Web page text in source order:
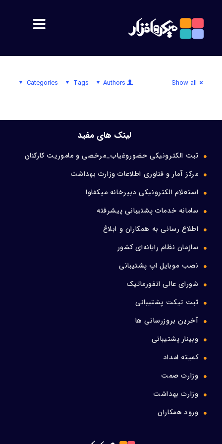
اهداف
پشتیبانی
محصولات
سمیس
تماس با ما
Categories Tags Authors Show all
لینک های مفید
ثبت الکترونیکی حضوروغیاب_مرخصی و ماموریت کارکنان
مرکز آمار و فناوری اطلاعات وزارت بهداشت
استعلام الکترونیکی دبیرخانه میکفاوا
سامانه خدمات پشتیبانی پیشرفته
اطلاع رسانی به همکاران و ابلاغ
سازمان نظام رایانه‌ای کشور
نصب موبایل اپ پشتیبانی
شورای عالی انفورماتیک
ثبت تیکت پشتیبانی
آخرین بروزرسانی ها
وبینار پشتیبانی
کمیته امداد
وزارت صمت
وزارت بهداشت
ورود همکاران